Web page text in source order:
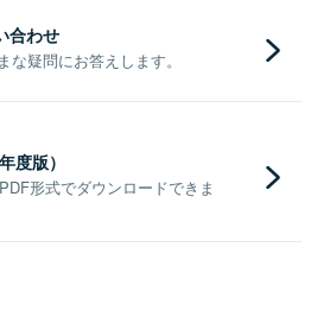
合わせ
疑問にお答えします。
度版）
形式でダウンロードできま